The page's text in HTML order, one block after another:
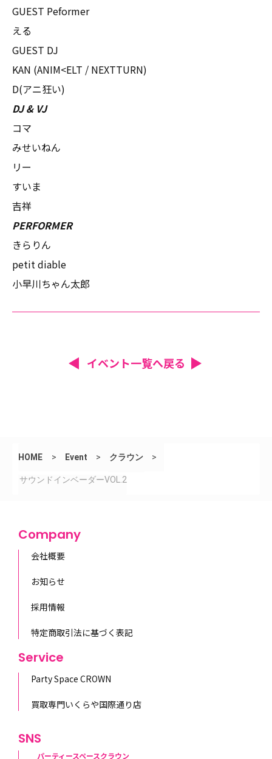
GUEST Peformer
える
GUEST DJ
KAN (ANIM<ELT / NEXTTURN)
D(アニ狂い)
DJ & VJ
コマ
みせいねん
リー
すいま
吉祥
PERFORMER
きらりん
petit diable
小早川ちゃん太郎
イベント一覧へ戻る
HOME > Event > クラウン >
サウンドインベーダーVOL.2
Company
会社概要
お知らせ
採用情報
特定商取引法に基づく表記
Service
Party Space CROWN
買取専門いくらや国際通り店
SNS
パーティースペースクラウン